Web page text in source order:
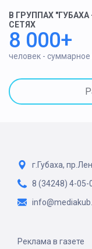
В ГРУППАХ
СЕТЯХ
8 000+
человек - суммарное
г.Губаха,
8 (34248) 4-05-
Реклама в газете